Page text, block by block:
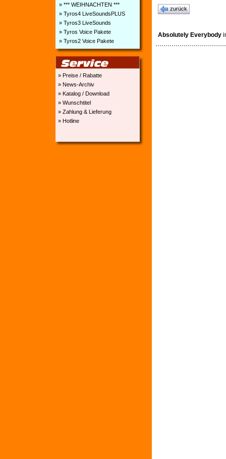
» *** WEIHNACHTEN ***
» Tyros4 LiveSoundsPLUS
» Tyros3 LiveSounds
» Tyros Voice Pakete
» Tyros2 Voice Pakete
» Preise / Rabatte
» News-Archiv
» Katalog / Download
» Wunschtitel
» Zahlung & Lieferung
» Hotline
zurück
Absolutely Everybody